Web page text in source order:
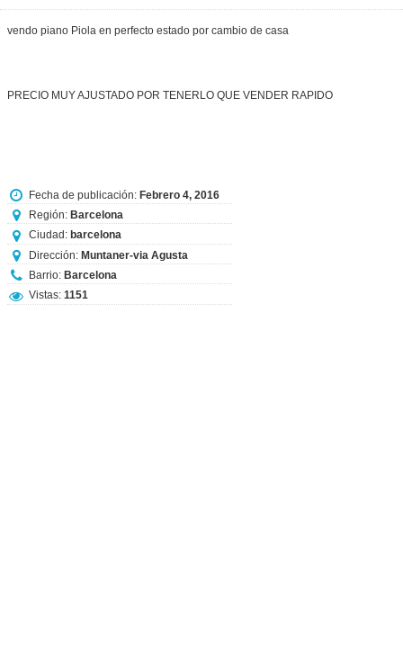
vendo piano Piola en perfecto estado por cambio de casa
PRECIO MUY AJUSTADO POR TENERLO QUE VENDER RAPIDO
Fecha de publicación: Febrero 4, 2016
Región: Barcelona
Ciudad: barcelona
Dirección: Muntaner-via Agusta
Barrio: Barcelona
Vistas: 1151